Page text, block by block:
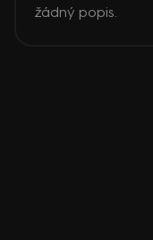
žádný popis.